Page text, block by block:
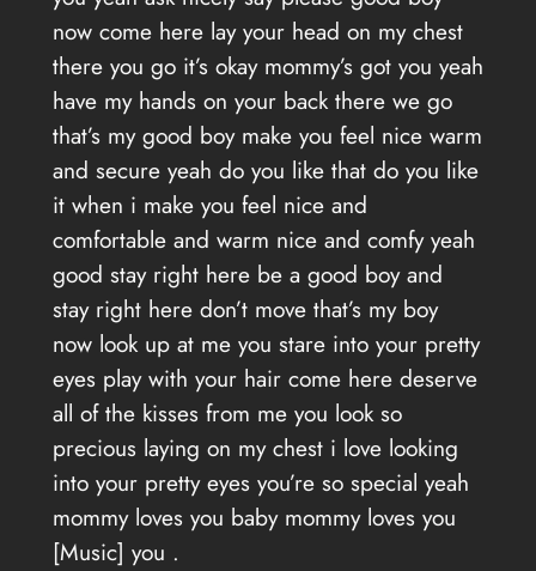
now come here lay your head on my chest
there you go it’s okay mommy’s got you yeah
have my hands on your back there we go
that’s my good boy make you feel nice warm
and secure yeah do you like that do you like
it when i make you feel nice and
comfortable and warm nice and comfy yeah
good stay right here be a good boy and
stay right here don’t move that’s my boy
now look up at me you stare into your pretty
eyes play with your hair come here deserve
all of the kisses from me you look so
precious laying on my chest i love looking
into your pretty eyes you’re so special yeah
mommy loves you baby mommy loves you
[Music] you .